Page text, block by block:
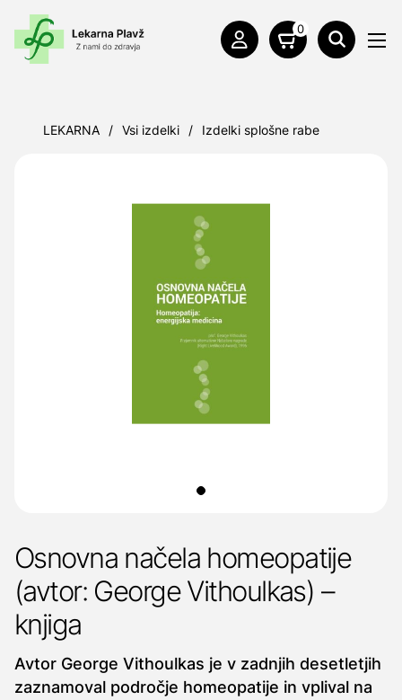
0
LEKARNA / Vsi izdelki / Izdelki splošne rabe
Osnovna načela homeopatije
(avtor: George Vithoulkas) –
knjiga
Avtor George Vithoulkas je v zadnjih desetletjih
zaznamoval področje homeopatije in vplival na